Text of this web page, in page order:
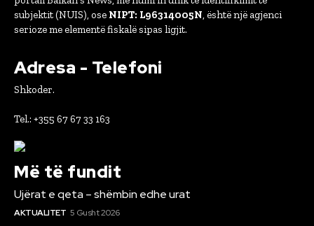
subjektit (NUIS), ose NIPT: L96314005N, është një agjenci
serioze me elementë fiskalë sipas ligjit.
Adresa - Telefoni
Shkoder.
Tel.: +355 67 67 33 163
Më të fundit
Ujërat e qeta – shëmbin edhe urat
AKTUALITET 5 Gusht 2026